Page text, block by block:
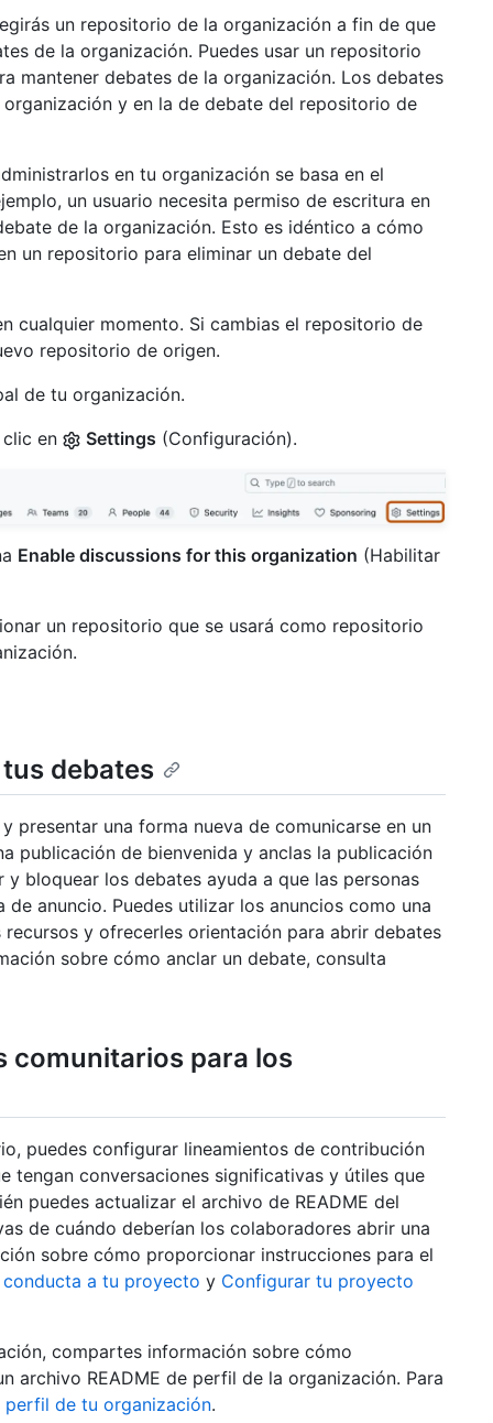
un repositorio de la organización a fin de que
de la organización. Puedes usar un repositorio
mantener debates de la organización. Los debates
y en la de debate del repositorio de
en tu organización se basa en el
un usuario necesita permiso de escritura en
de la organización. Esto es idéntico a cómo
un repositorio para eliminar un debate del
cualquier momento. Si cambias el repositorio de
repositorio de origen.
de tu organización.
en
Settings (Configuración).
Enable discussions for this organization (Habilitar
un repositorio que se usará como repositorio
debates
presentar una forma nueva de comunicarse en un
publicación de bienvenida y anclas la publicación
bloquear los debates ayuda a que las personas
anuncio. Puedes utilizar los anuncios como una
y ofrecerles orientación para abrir debates
sobre cómo anclar un debate, consulta
comunitarios para los
puedes configurar lineamientos de contribución
tengan conversaciones significativas y útiles que
puedes actualizar el archivo de README del
de cuándo deberían los colaboradores abrir una
sobre cómo proporcionar instrucciones para el
a tu proyecto y Configurar tu proyecto
compartes información sobre cómo
archivo README de perfil de la organización. Para
perfil de tu organización.